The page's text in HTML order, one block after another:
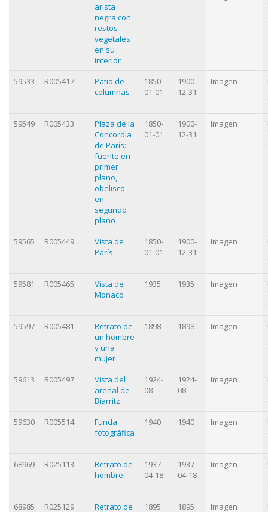
arista
negra con
restos
vegetales
en su
interior
59533 R005417
Patio de
columnas
1850-
01-01
1900-
12-31
Imagen
59549
R005433
Plaza de la
Concordia
de París:
fuente en
primer
plano,
obelisco
en
segundo
plano
1850-
01-01
1900-
12-31
Imagen
59565 R005449
Vista de
París
1850-
01-01
1900-
12-31
Imagen
59581
R005465
Vista de
Monaco
1935 1935 Imagen
59597
R005481
Retrato de
un hombre
y una
mujer
1898 1898 Imagen
59613 R005497
Vista del
arenal de
Biarritz
1924-
08
1924-
08
Imagen
59630
R005514
Funda
fotográfica
1940 1940 Imagen
68969
R025113
Retrato de
hombre
1937-
04-18
1937-
04-18
Imagen
68985
R025129
Retrato de
1895 1895 Imagen